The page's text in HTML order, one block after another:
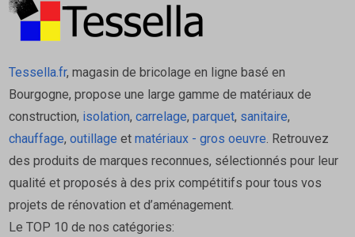
Tessella.fr, magasin de bricolage en ligne basé en
Bourgogne, propose une large gamme de matériaux de
construction, isolation, carrelage, parquet, sanitaire,
chauffage, outillage et matériaux - gros oeuvre. Retrouvez
des produits de marques reconnues, sélectionnés pour leur
qualité et proposés à des prix compétitifs pour tous vos
projets de rénovation et d’aménagement.
Le TOP 10 de nos catégories: